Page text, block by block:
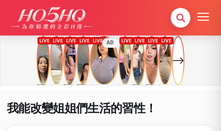
AD
我能改變姐姐們生活的習性！